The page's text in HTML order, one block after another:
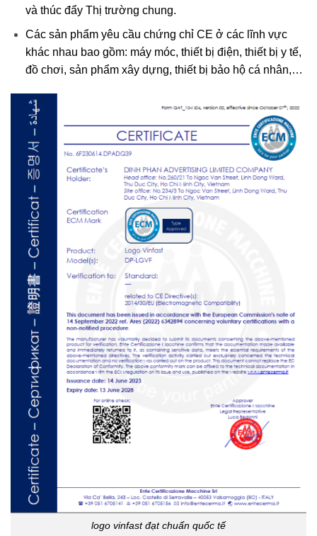
và thúc đẩy Thị trường chung.
Các sản phẩm yêu cầu chứng chỉ CE ở các lĩnh vực
khác nhau bao gồm: máy móc, thiết bị điện, thiết bị y tế,
đồ chơi, sản phẩm xây dựng, thiết bị bảo hộ cá nhân,…
logo vinfast đạt chuẩn quốc tế